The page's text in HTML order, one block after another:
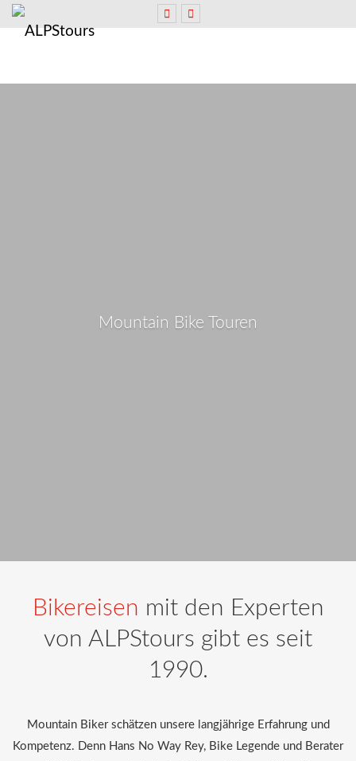
Mountain Bike Touren
Bikereisen mit den Experten
von ALPStours gibt es seit
1990.
Mountain Biker schätzen unsere langjährige Erfahrung und
Kompetenz. Denn Hans No Way Rey, Bike Legende und Berater